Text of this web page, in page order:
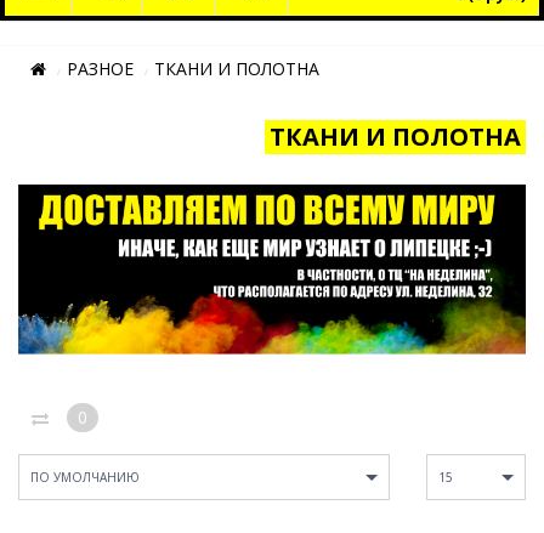
РАЗНОЕ ТКАНИ И ПОЛОТНА
ТКАНИ И ПОЛОТНА
0
ПО УМОЛЧАНИЮ 15